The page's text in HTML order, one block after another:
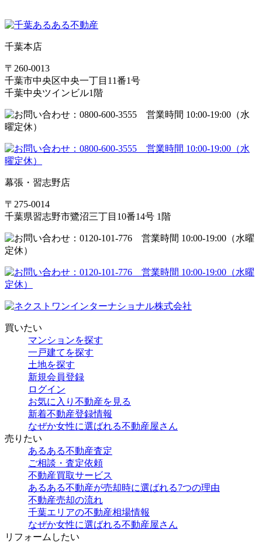
千葉本店
〒260-0013
千葉市中央区中央一丁目11番1号
千葉中央ツインビル1階
幕張・習志野店
〒275-0014
千葉県習志野市鷺沼三丁目10番14号 1階
買いたい
マンションを探す
一戸建てを探す
土地を探す
新規会員登録
ログイン
お気に入り不動産を見る
新着不動産登録情報
なぜか女性に選ばれる不動産屋さん
売りたい
あるある不動産査定
ご相談・査定依頼
不動産買取サービス
あるある不動産が売却時に選ばれる7つの理由
不動産売却の流れ
千葉エリアの不動産相場情報
なぜか女性に選ばれる不動産屋さん
リフォームしたい